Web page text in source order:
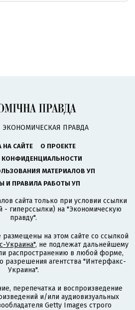
ЭКОНОМИЧЕСКАЯ ПРАВДА
НА САЙТЕ
О ПРОЕКТЕ
КОНФИДЕНЦИАЛЬНОСТИ
МАТЕРИАЛОВ УП
И ПРАВИЛА РАБОТЫ УП
сайта только при условии ссылки
- гиперссылки) на "Экономическую
правду".
на этом сайте со ссылкой
Украина", не подлежат дальнейшему
распространению в любой форме,
разрешения агентства "Интерфакс-
Украина".
перепечатка и воспроизведение
и/или аудиовизуальных
Getty Images строго